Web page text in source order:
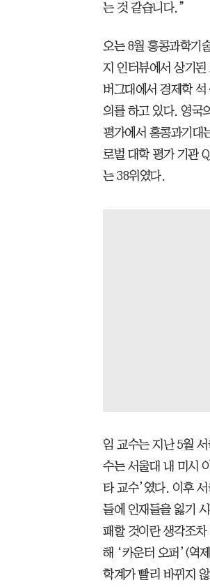
는 것 같습니다.”
오는 8월 홍콩과학기
지 인터뷰에서 상기
버그대에서 경제학
의를 하고 있다. 영국
평가에서 홍콩과기대
로벌 대학 평가 기관
는 38위였다.
임 교수는 지난 5월
수는 서울대 내 미시
타 교수’였다. 이후
들에 인재들을 잃기
패할 것이란 생각조
해 ‘카운터 오퍼’(역
학계가 빨리 바뀌지